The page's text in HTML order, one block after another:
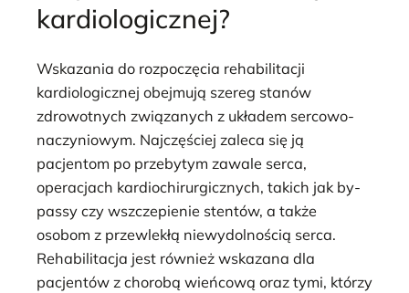
kardiologicznej?
Wskazania do rozpoczęcia rehabilitacji
kardiologicznej obejmują szereg stanów
zdrowotnych związanych z układem sercowo-
naczyniowym. Najczęściej zaleca się ją
pacjentom po przebytym zawale serca,
operacjach kardiochirurgicznych, takich jak by-
passy czy wszczepienie stentów, a także
osobom z przewlekłą niewydolnością serca.
Rehabilitacja jest również wskazana dla
pacjentów z chorobą wieńcową oraz tymi, którzy